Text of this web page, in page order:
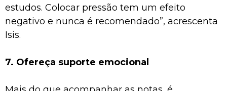
estudos. Colocar pressão tem um efeito
negativo e nunca é recomendado”, acrescenta
Isis.
7. Ofereça suporte emocional